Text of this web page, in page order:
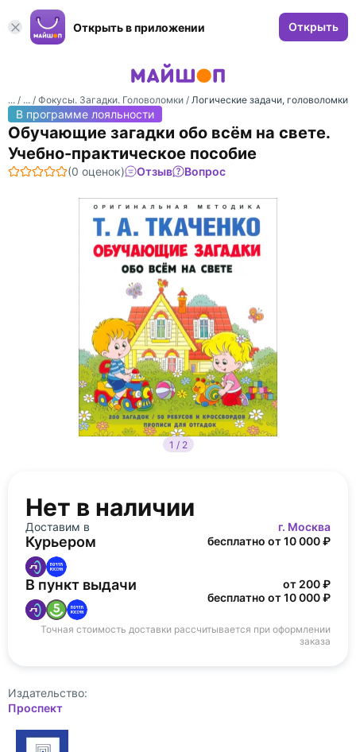
Открыть в приложении Открыть
... / ... / Фокусы. Загадки. Головоломки / Логические задачи, головоломки
В программе лояльности
Обучающие загадки обо всём на свете.
Учебно-практическое пособие
(0 оценок) Отзыв Вопрос
1 / 2
Нет в наличии
Доставим в г. Москва
Курьером бесплатно от 10 000 ₽
В пункт выдачи
от 200 ₽
бесплатно от 10 000 ₽
Точная стоимость доставки рассчитывается при оформлении
заказа
Издательство:
Проспект